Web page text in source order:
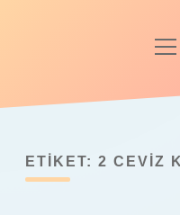
Anasayfa
Yasal Uyarı
ETIKET: 2 CEVIZ